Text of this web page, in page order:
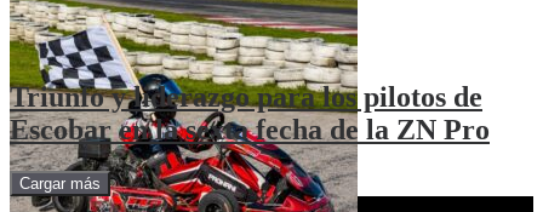
Triunfo y liderazgo para los pilotos de
Escobar en la sexta fecha de la ZN Pro
Cargar más